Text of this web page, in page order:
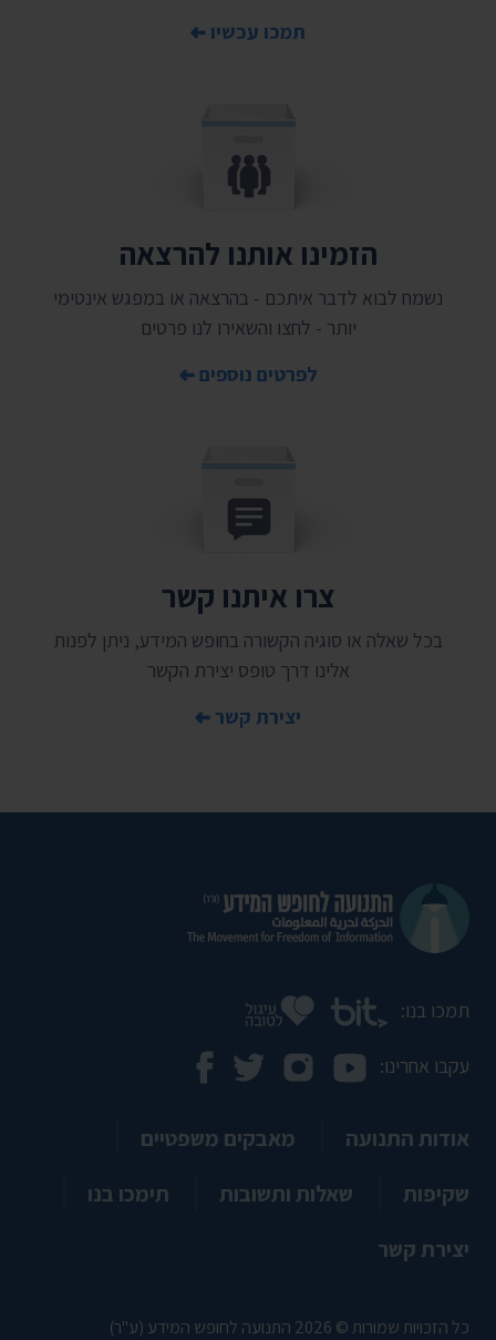
תמכו עכשיו
הזמינו אותנו להרצאה
נשמח לבוא לדבר איתכם - בהרצאה או במפגש אינטימי
יותר - לחצו והשאירו לנו פרטים
לפרטים נוספים
צרו איתנו קשר
בכל שאלה או סוגיה הקשורה בחופש המידע, ניתן לפנות
אלינו דרך טופס יצירת הקשר
יצירת קשר
תמכו בנו:
עקבו אחרינו:
אודות התנועה
מאבקים משפטיים
שקיפות
שאלות ותשובות
תימכו בנו
יצירת קשר
כל הזכויות שמורות © 2026 התנועה לחופש המידע (ע"ר)